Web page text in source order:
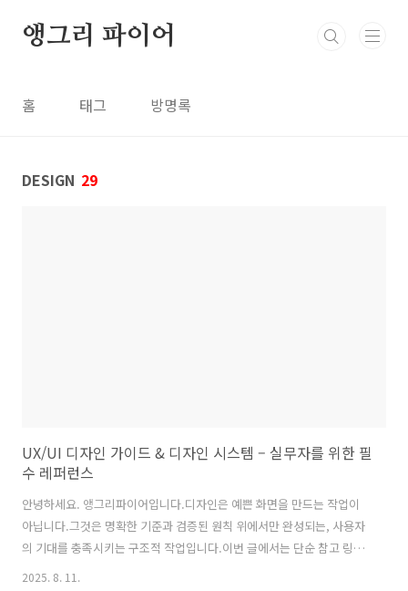
앵그리 파이어
홈 태그 방명록
DESIGN 29
UX/UI 디자인 가이드 & 디자인 시스템 – 실무자를 위한 필
수 레퍼런스
안녕하세요. 앵그리파이어입니다.디자인은 예쁜 화면을 만드는 작업이
아닙니다.그것은 명확한 기준과 검증된 원칙 위에서만 완성되는, 사용자
의 기대를 충족시키는 구조적 작업입니다.이번 글에서는 단순 참고 링크
를 넘어, 실제 프로젝트에서 무엇을 먼저 보고, 어떻게 적용해야 하는지
2025. 8. 11.